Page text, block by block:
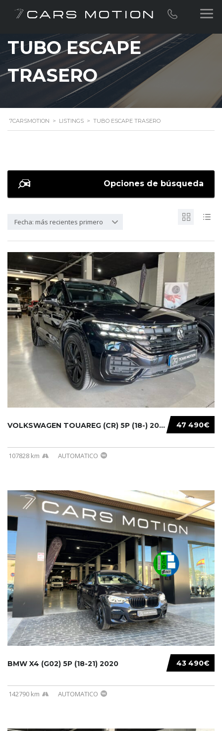
TUBO ESCAPE
TRASERO
7CARSMOTION > LISTINGS > TUBO ESCAPE TRASERO
Opciones de búsqueda
Fecha: más recientes primero
47 490€
VOLKSWAGEN TOUAREG (CR) 5P (18-) 2021...
107828 km AUTOMATICO
43 490€
BMW X4 (G02) 5P (18-21) 2020
142790 km AUTOMATICO